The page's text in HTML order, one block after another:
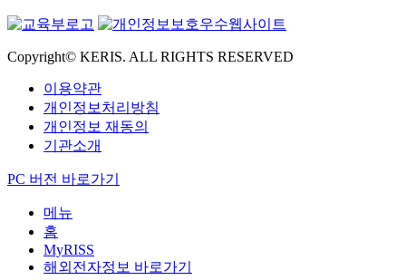
Copyright© KERIS. ALL RIGHTS RESERVED
이용약관
개인정보처리방침
개인정보 재동의
기관소개
PC 버전 바로가기
메뉴
홈
MyRISS
해외전자정보 바로가기